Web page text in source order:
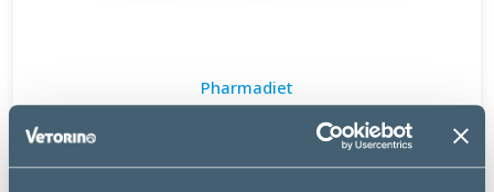
Pharmadiet
VETGASTRIL PLUS – CHIEN, CHAT & NAC